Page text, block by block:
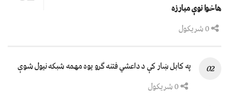
هاخوا نوې مبارزه
په کابل ښار کې د داعشي فتنه ګرو يوه مهمه شبکه نيول شوې